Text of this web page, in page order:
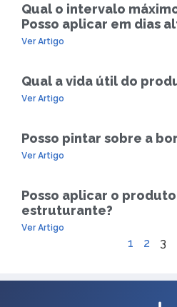
Qual o intervalo
Posso aplicar em dias
Ver Artigo
Qual a vida útil do
Ver Artigo
Posso pintar sobre a
Ver Artigo
Posso aplicar o
estruturante?
Ver Artigo
1 2 3